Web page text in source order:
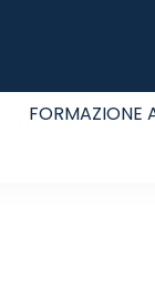
FORMAZIONE